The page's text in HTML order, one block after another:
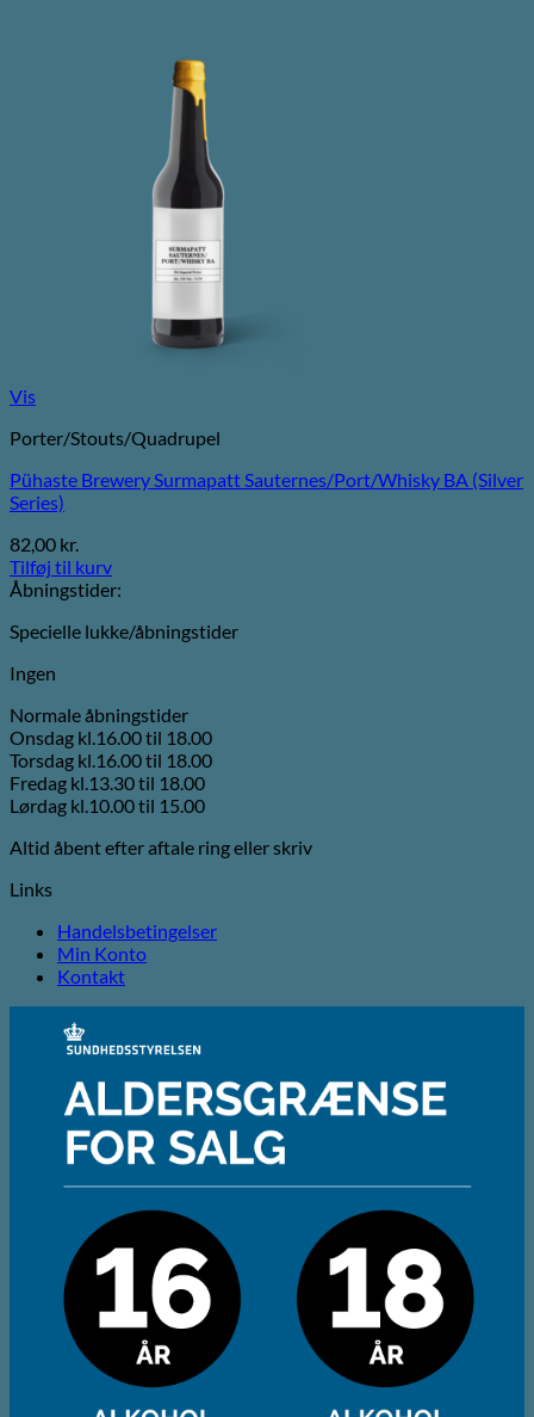
Vis
Porter/Stouts/Quadrupel
Pühaste Brewery Surmapatt Sauternes/Port/Whisky BA (Silver
Series)
82,00 kr.
Tilføj til kurv
Åbningstider:
Specielle lukke/åbningstider
Ingen
Normale åbningstider
Onsdag kl.16.00 til 18.00
Torsdag kl.16.00 til 18.00
Fredag kl.13.30 til 18.00
Lørdag kl.10.00 til 15.00
Altid åbent efter aftale ring eller skriv
Links
Handelsbetingelser
Min Konto
Kontakt